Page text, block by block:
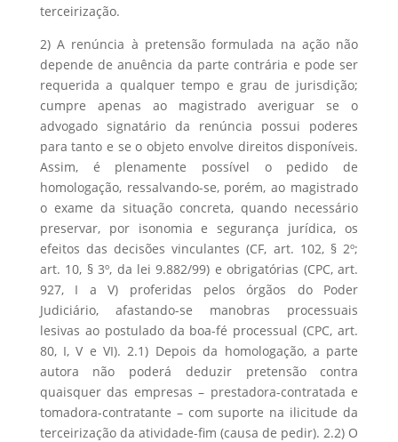
terceirização.
2) A renúncia à pretensão formulada na ação não
depende de anuência da parte contrária e pode ser
requerida a qualquer tempo e grau de jurisdição;
cumpre apenas ao magistrado averiguar se o
advogado signatário da renúncia possui poderes
para tanto e se o objeto envolve direitos disponíveis.
Assim, é plenamente possível o pedido de
homologação, ressalvando-se, porém, ao magistrado
o exame da situação concreta, quando necessário
preservar, por isonomia e segurança jurídica, os
efeitos das decisões vinculantes (CF, art. 102, § 2º;
art. 10, § 3º, da lei 9.882/99) e obrigatórias (CPC, art.
927, I a V) proferidas pelos órgãos do Poder
Judiciário, afastando-se manobras processuais
lesivas ao postulado da boa-fé processual (CPC, art.
80, I, V e VI). 2.1) Depois da homologação, a parte
autora não poderá deduzir pretensão contra
quaisquer das empresas – prestadora-contratada e
tomadora-contratante – com suporte na ilicitude da
terceirização da atividade-fim (causa de pedir). 2.2) O